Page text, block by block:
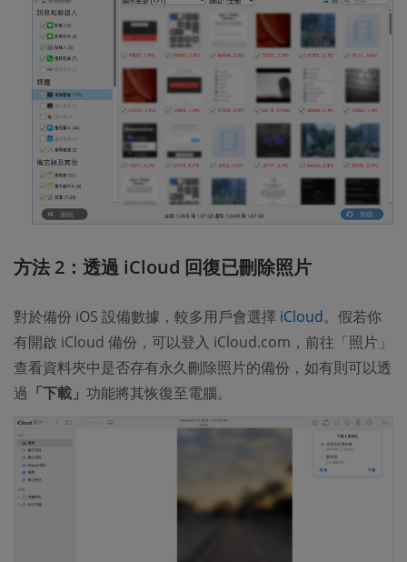
方法 2：透過 iCloud 回復已刪除照片
對於備份 iOS 設備數據，較多用戶會選擇 iCloud。假若你
有開啟 iCloud 備份，可以登入 iCloud.com，前往「照片」
查看資料夾中是否存有永久刪除照片的備份，如有則可以透
過 「下載」 功能將其恢復至電腦。